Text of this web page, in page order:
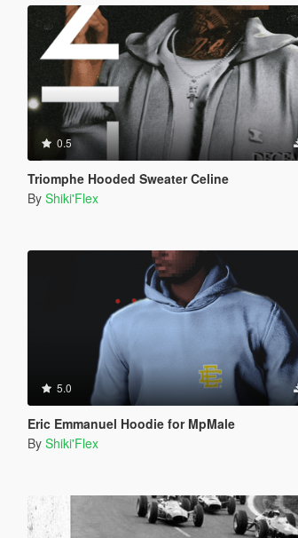
0.5
Triomphe Hooded Sweater Celine
By Shiki'Flex
5.0
Eric Emmanuel Hoodie for MpMale
By Shiki'Flex